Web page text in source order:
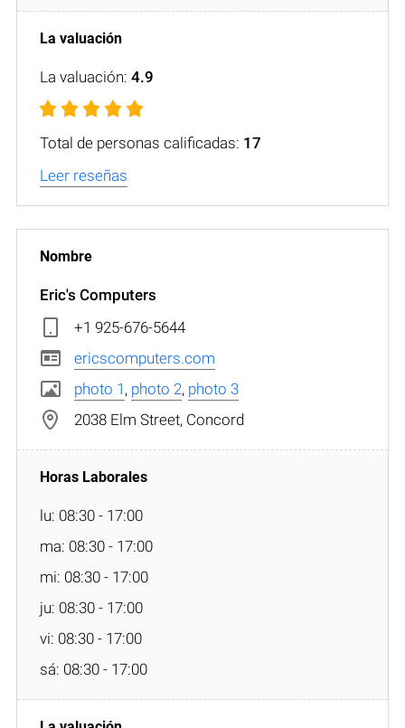
La valuación: 4.9
Total de personas calificadas: 17
Leer reseñas
Eric's Computers
+1 925-676-5644
ericscomputers.com
photo 1 , photo 2, photo 3
2038 Elm Street, Concord
lu: 08:30 - 17:00
ma: 08:30 - 17:00
mi: 08:30 - 17:00
ju: 08:30 - 17:00
vi: 08:30 - 17:00
sá: 08:30 - 17:00